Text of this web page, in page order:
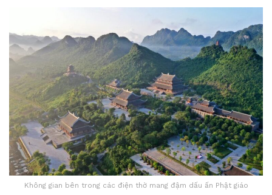
Không gian bên trong các điện thờ mang đậm dấu ấn Phật giáo